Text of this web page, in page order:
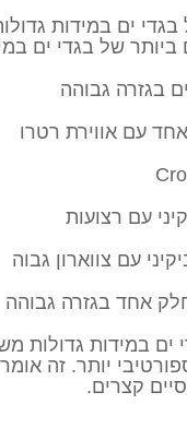
בגדי ים במידות
של בגדי ים